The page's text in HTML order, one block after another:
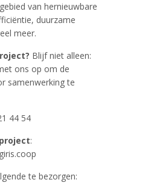
van hernieuwbare
duurzame
meer.
Blijf niet alleen:
ons op om de
samenwerking te
44 54
:
te bezorgen: